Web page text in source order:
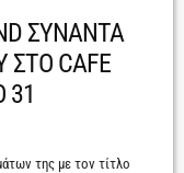
ΣΥΝΑΝΤΑ
CAFE
31
της με τον τίτλο